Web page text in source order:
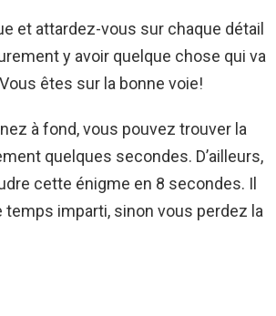
et attardez-vous sur chaque détail
y avoir quelque chose qui va
êtes sur la bonne voie!
à fond, vous pouvez trouver la
quelques secondes. D’ailleurs,
cette énigme en 8 secondes. Il
imparti, sinon vous perdez la